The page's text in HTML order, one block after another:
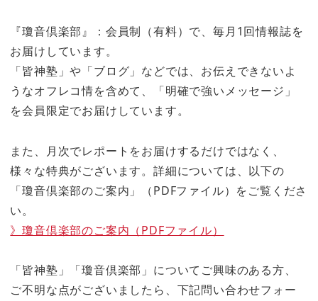
『瓊音倶楽部』：会員制（有料）で、毎月1回情報誌を
お届けしています。
「皆神塾」や「ブログ」などでは、お伝えできないよ
うなオフレコ情を含めて、「明確で強いメッセージ」
を会員限定でお届けしています。
また、月次でレポートをお届けするだけではなく、
様々な特典がございます。詳細については、以下の
「瓊音倶楽部のご案内」（PDFファイル）をご覧くださ
い。
》瓊音倶楽部のご案内（PDFファイル）
「皆神塾」「瓊音倶楽部」についてご興味のある方、
ご不明な点がございましたら、下記問い合わせフォー